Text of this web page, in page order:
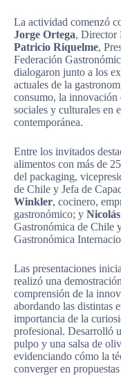
La actividad comenzó
Jorge Ortega, Director
Patricio Riquelme,
Federación
dialogaron junto a los
actuales de la
consumo, la
sociales y culturales en
contemporánea.
Entre los invitados
alimentos con más de
del packaging,
de Chile y Jefa de
Winkler, cocinero,
gastronómico; y
Gastronómica de Chile
Gastronómica
Las presentaciones
realizó una
comprensión de la
abordando las distintas
importancia de la
profesional. Desarrolló
pulpo y una salsa de
evidenciando cómo la
converger en